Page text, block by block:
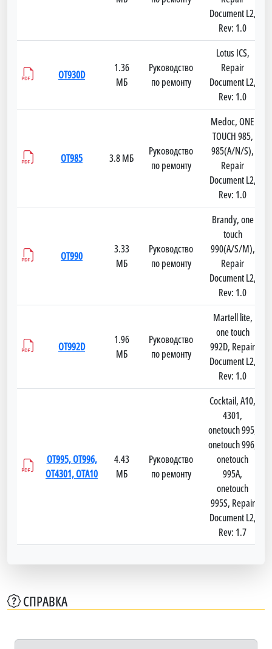
Document L2,
Rev: 1.0
OT930D
1.36
МБ
Руководство
по ремонту
Lotus ICS,
Repair
Document L2,
Rev: 1.0
OT985 3.8 МБ
Руководство
по ремонту
Medoc, ONE
TOUCH 985,
985(A/N/S),
Repair
Document L2,
Rev: 1.0
OT990
3.33
МБ
Руководство
по ремонту
Brandy, one
touch
990(A/S/M),
Repair
Document L2,
Rev: 1.0
OT992D
1.96
МБ
Руководство
по ремонту
Martell lite,
one touch
992D, Repair
Document L2,
Rev: 1.0
OT995, OT996,
OT4301, OTA10
4.43
МБ
Руководство
по ремонту
Cocktail, A10,
4301,
onetouch 995,
onetouch 996,
onetouch
995A,
onetouch
995S, Repair
Document L2,
Rev: 1.7
СПРАВКА